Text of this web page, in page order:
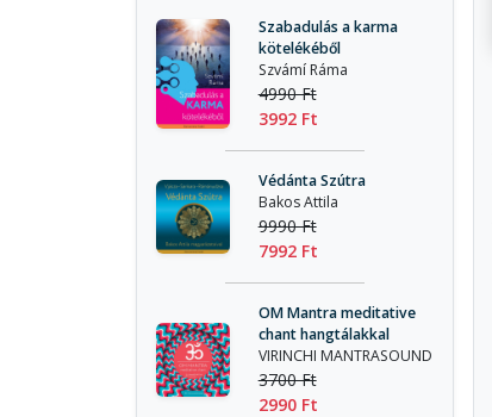
Szabadulás a karma
kötelékéből
Szvámí Ráma
4990 Ft
3992 Ft
Védánta Szútra
Bakos Attila
9990 Ft
7992 Ft
OM Mantra meditative
chant hangtálakkal
VIRINCHI MANTRASOUND
3700 Ft
2990 Ft